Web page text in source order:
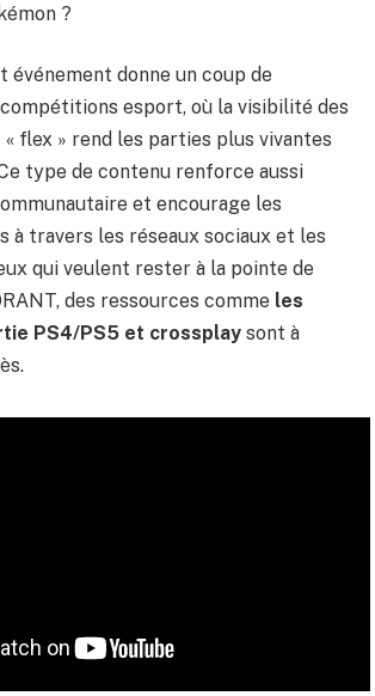
?
événement donne un coup de
esport, où la visibilité des
flex » rend les parties plus vivantes
type de contenu renforce aussi
et encourage les
à travers les réseaux sociaux et les
qui veulent rester à la pointe de
des ressources comme les
PS4/PS5 et crossplay sont à